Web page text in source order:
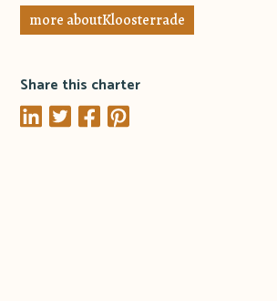
more aboutKloosterrade
Share this charter